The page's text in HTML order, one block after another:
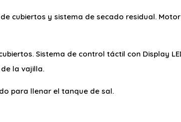
cubiertos y sistema de secado residual.
Sistema de control táctil con Display
la vajilla.
para llenar el tanque de sal.